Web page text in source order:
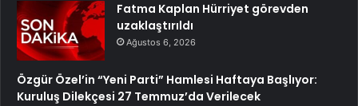
Fatma Kaplan Hürriyet görevden
uzaklaştırıldı
Ağustos 6, 2026
Özgür Özel’in “Yeni Parti” Hamlesi Haftaya Başlıyor:
Kuruluş Dilekçesi 27 Temmuz’da Verilecek